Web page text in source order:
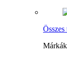
Márkák